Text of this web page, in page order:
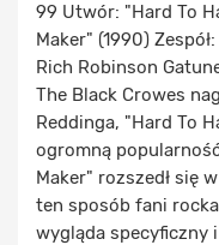
99 Utwór: "Hard To
Maker" (1990)
Rich Robinson
The Black Crowes
Reddinga, "Hard To
ogromną
Maker" rozszedł się
ten sposób fani
wygląda specyficzny